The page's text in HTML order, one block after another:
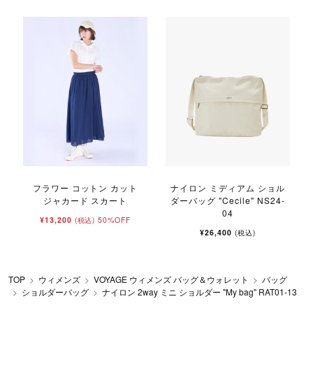
フラワー コットン カット
ジャカード スカート
¥13,200 (税込) 50%OFF
ナイロン ミディアム ショル
ダーバッグ "Cecile" NS24-
04
¥26,400 (税込)
TOP ウィメンズ VOYAGE ウィメンズ バッグ＆ウォレット
バッグ
ショルダーバッグ
ナイロン 2way ミニ ショルダー "My bag" RAT01-13